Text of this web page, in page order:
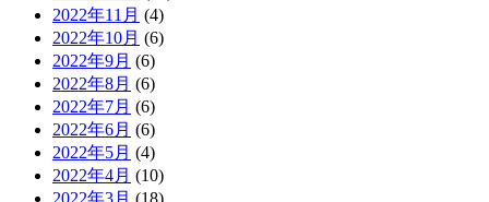
2022年11月 (4)
2022年10月 (6)
2022年9月 (6)
2022年8月 (6)
2022年7月 (6)
2022年6月 (6)
2022年5月 (4)
2022年4月 (10)
2022年3月 (18)